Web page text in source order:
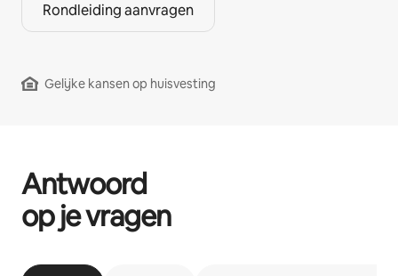
Rondleiding aanvragen
Gelijke kansen op huisvesting
Antwoord
op je vragen